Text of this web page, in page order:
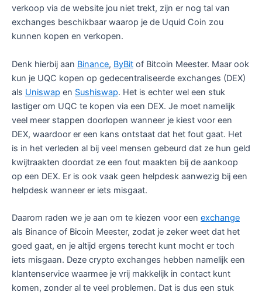
verkoop via de website jou niet trekt, zijn er nog tal van
exchanges beschikbaar waarop je de Uquid Coin zou
kunnen kopen en verkopen.
Denk hierbij aan Binance, ByBit of Bitcoin Meester. Maar ook
kun je UQC kopen op gedecentraliseerde exchanges (DEX)
als Uniswap en Sushiswap. Het is echter wel een stuk
lastiger om UQC te kopen via een DEX. Je moet namelijk
veel meer stappen doorlopen wanneer je kiest voor een
DEX, waardoor er een kans ontstaat dat het fout gaat. Het
is in het verleden al bij veel mensen gebeurd dat ze hun geld
kwijtraakten doordat ze een fout maakten bij de aankoop
op een DEX. Er is ook vaak geen helpdesk aanwezig bij een
helpdesk wanneer er iets misgaat.
Daarom raden we je aan om te kiezen voor een exchange
als Binance of Bicoin Meester, zodat je zeker weet dat het
goed gaat, en je altijd ergens terecht kunt mocht er toch
iets misgaan. Deze crypto exchanges hebben namelijk een
klantenservice waarmee je vrij makkelijk in contact kunt
komen, zonder al te veel problemen. Dat is dus een stuk